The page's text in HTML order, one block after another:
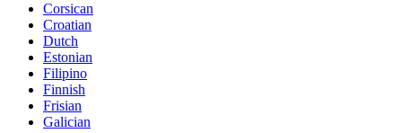
Corsican
Croatian
Dutch
Estonian
Filipino
Finnish
Frisian
Galician